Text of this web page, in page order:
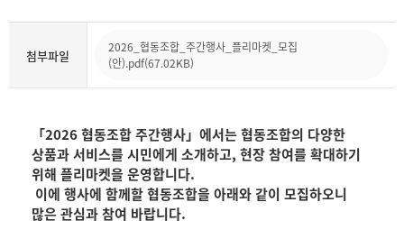
첨부파일
2026_협동조합_주간행사_플리마켓_모집
(안).pdf(67.02KB)
「2026 협동조합 주간행사」에서는 협동조합의 다양한
상품과 서비스를 시민에게 소개하고, 현장 참여를 확대하기
위해 플리마켓을 운영합니다.
이에 행사에 함께할 협동조합을 아래와 같이 모집하오니
많은 관심과 참여 바랍니다.